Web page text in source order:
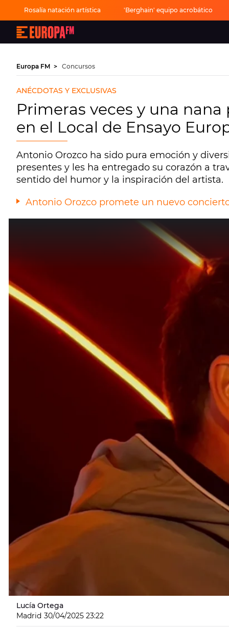
Rosalía natación artística 'Berghain' equipo acrobático
Europa
FM
-
mejor
música,
virales,
celebrities
y
estilo
de
|
FM
Europa FM Concursos
ANÉCDOTAS Y EXCLUSIVAS
Primeras veces y una
en el Local de Ensayo
Antonio Orozco ha sido pura emoción y
presentes y les ha entregado su corazón a
sentido del humor y la inspiración del artista.
Antonio Orozco promete un nuevo
Lucía Ortega
Madrid 30/04/2025 23:22